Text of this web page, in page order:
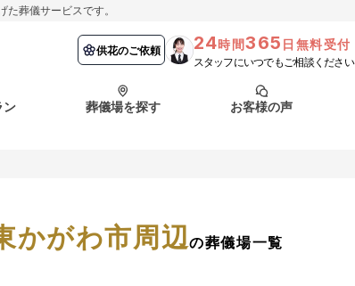
葬儀サービスです。
供花のご依頼 24時間365 日無料受付
スタッフにいつでもご相談ください
ン 葬儀場を探す
函館市
お客様の声
納棺の儀とは？ 葬儀の流れ
埼玉県 千葉県
お客様の声 よくある質問
供花のご依頼
かがわ市周辺の葬儀場一覧